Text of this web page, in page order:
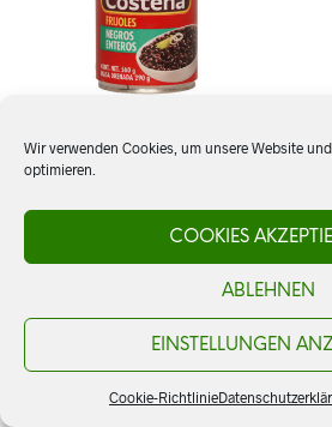
Wir verwenden Cookies, um unsere Website
optimieren.
COOKIES
ABLEHNEN
EINSTELLUNGEN
Cookie-Richtlinie
Costeña
CHF